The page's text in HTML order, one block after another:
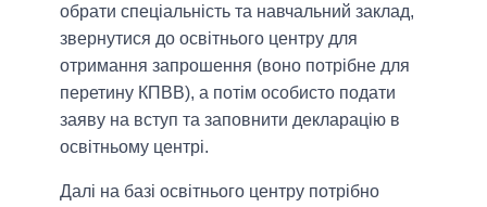
обрати спеціальність та навчальний заклад,
звернутися до освітнього центру для
отримання запрошення (воно потрібне для
перетину КПВВ), а потім особисто подати
заяву на вступ та заповнити декларацію в
освітньому центрі.
Далі на базі освітнього центру потрібно